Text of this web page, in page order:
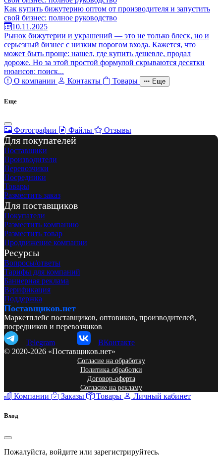
Как купить бижутерию оптом от производителя и запустить
свой бизнес: полное руководство
10.11.2025
Рынок бижутерии и украшений — это не только блеск, но и
серьезный бизнес с низким порогом входа. Кажется, что
может быть проще: нашел, где купить дешевле, продал
дороже. Но за этой простой формулой скрываются десятки
нюансов: поиск...
О компании
Контакты Товары Еще
Еще
Фотографии Файлы Отзывы
Для покупателей
Поставщики
Производители
Перевозчики
Посредники
Товары
Разместить заказ
Для поставщиков
Покупатели
Разместить компанию
Разместить товар
Продвижение компании
Ресурсы
Вопросы/ответы
Тарифы для компаний
Баннерная реклама
Верификация
Поддержка
Поставщиков.нет
Маркетплейс поставщиков, оптовиков, производителей,
посредников и перевозчиков
Telegram
ВКонтакте
© 2020-2026 «Поставщиков.нет»
Согласие на обработку
Политика обработки
Договор-оферта
Согласие на рекламу
Компании Заказы Товары Личный кабинет
Вход
Пожалуйста, войдите или зарегистрируйтесь.